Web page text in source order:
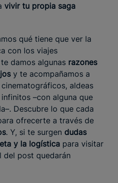
vivir tu propia saga
qué tiene que ver la
con los viajes
damos algunas razones
y te acompañamos a
aldeas
–con alguna que
Descubre lo que cada
ofrecerte a través de
. Y, si te surgen dudas
y la logística para visitar
del post quedarán